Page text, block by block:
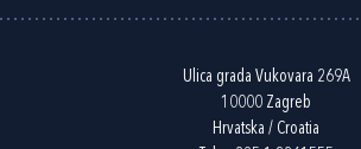
Ulica grada Vukovara 269A
10000 Zagreb
Hrvatska / Croatia